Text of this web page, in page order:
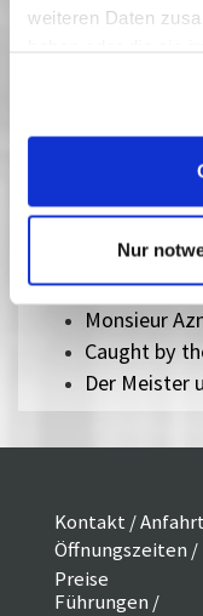
weiteren Daten
Cookies, wenn Sie
Nur
Auswertungskette viel
können Sie auf der
synchronisiert als
Oslo
Köln 75
Monsieur
Caught by
Der Meister
Kontakt / Anfahrt
Öffnungszeiten /
Preise
Führungen /